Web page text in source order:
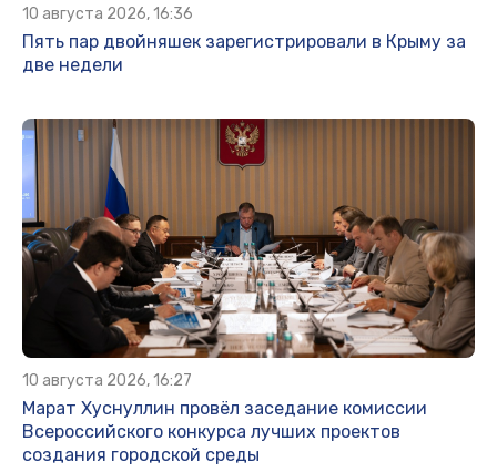
10 августа 2026, 16:36
Пять пар двойняшек зарегистрировали в Крыму за
две недели
10 августа 2026, 16:27
Марат Хуснуллин провёл заседание комиссии
Всероссийского конкурса лучших проектов
создания городской среды